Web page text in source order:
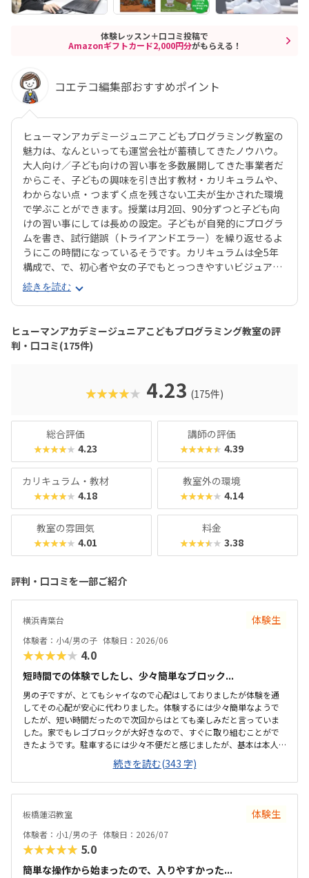
体験レッスン＋口コミ投稿で
Amazonギフトカード2,000円分がもらえる！
コエテコ編集部おすすめポイント
ヒューマンアカデミージュニアこどもプログラミング教室の
魅力は、なんといっても運営会社が蓄積してきたノウハウ。
大人向け／子ども向けの習い事を多数展開してきた事業者だ
からこそ、子どもの興味を引き出す教材・カリキュラムや、
わからない点・つまずく点を残さない工夫が生かされた環境
で学ぶことができます。授業は月2回、90分ずつと子ども向
けの習い事にしては長めの設定。子どもが自発的にプログラ
ムを書き、試行錯誤（トライアンドエラー）を繰り返せるよ
うにこの時間になっているそうです。カリキュラムは全5年
構成で、で、初心者や女の子でもとっつきやすいビジュアル
プログラミングツール「Scratch（スクラッチ）」から初め
て、エンジニアが実際に使用するプログラミング言語「Java
Script」までステップアップすることができます。ベーシッ
クコースではマウス操作など、パソコンの操作自体から学べ
るので、自宅でまったくパソコンをさわったことのないお子
さんでも戸惑うことなく授業に入っていけるでしょう。大学
おきたい」方におすすめのスクールといえます。また、いず
れもヒューマンオリジナルの教材で学べるので、高クオリテ
続きを読む
ヒューマンアカデミージュニアこどもプログラミング教室の評
判・口コミ(175件)
★★★★★ 4.23 (175件)
総合評価
★★★★★ 4.23
講師の評価
★★★★★ 4.39
カリキュラム・教材
★★★★★ 4.18
教室外の環境
★★★★★ 4.14
教室の雰囲気
★★★★★ 4.01
料金
★★★★★ 3.38
評判・口コミを一部ご紹介
横浜青葉台 体験生
体験者：小4/男の子 体験日：2026/06
★★★★★ 4.0
短時間での体験でしたし、少々簡単なブロック...
男の子ですが、とてもシャイなので心配はしておりましたが体験を通
してその心配が安心に代わりました。体験するには少々簡単なようで
したが、短い時間だったので次回からはとても楽しみだと言っていま
した。家でもレゴブロックが大好きなので、すぐに取り組むことがで
きたようです。駐車するには少々不便だと感じましたが、基本は本人
の送迎だけになるので問題ないと感じましたし、駅ちかでなくても車
なので問題ないです落ち着いた雰囲気でしたが、作業スペースが子供
の人数には狭いのではないかと思いました。せめて1か月3回 もしく
は90分ではなく120分だといいかなと、プログラミング教室は週1回の
ので、これから良い点が増えてくるのではないかと思います。
続きを読む(343 字)
板橋蓮沼教室 体験生
体験者：小1/男の子 体験日：2026/07
★★★★★ 5.0
簡単な操作から始まったので、入りやすかった...